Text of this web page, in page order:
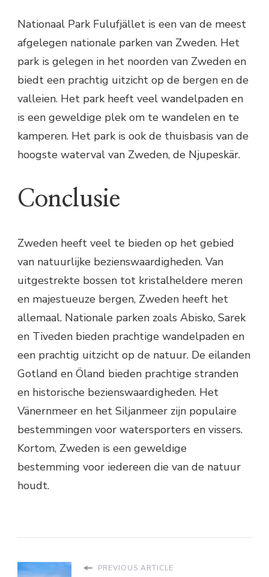
Nationaal Park Fulufjället is een van de meest
afgelegen nationale parken van Zweden. Het
park is gelegen in het noorden van Zweden en
biedt een prachtig uitzicht op de bergen en de
valleien. Het park heeft veel wandelpaden en
is een geweldige plek om te wandelen en te
kamperen. Het park is ook de thuisbasis van de
hoogste waterval van Zweden, de Njupeskär.
Conclusie
Zweden heeft veel te bieden op het gebied
van natuurlijke bezienswaardigheden. Van
uitgestrekte bossen tot kristalheldere meren
en majestueuze bergen, Zweden heeft het
allemaal. Nationale parken zoals Abisko, Sarek
en Tiveden bieden prachtige wandelpaden en
een prachtig uitzicht op de natuur. De eilanden
Gotland en Öland bieden prachtige stranden
en historische bezienswaardigheden. Het
Vänernmeer en het Siljanmeer zijn populaire
bestemmingen voor watersporters en vissers.
Kortom, Zweden is een geweldige
bestemming voor iedereen die van de natuur
houdt.
PREVIOUS ARTICLE